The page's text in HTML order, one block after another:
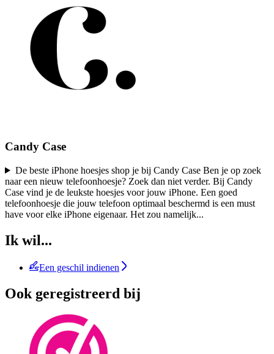
Candy Case
De beste iPhone hoesjes shop je bij Candy Case Ben je op zoek
naar een nieuw telefoonhoesje? Zoek dan niet verder. Bij Candy
Case vind je de leukste hoesjes voor jouw iPhone. Een goed
telefoonhoesje die jouw telefoon optimaal beschermd is een must
have voor elke iPhone eigenaar. Het zou namelijk...
Ik wil...
Een geschil indienen
Ook geregistreerd bij